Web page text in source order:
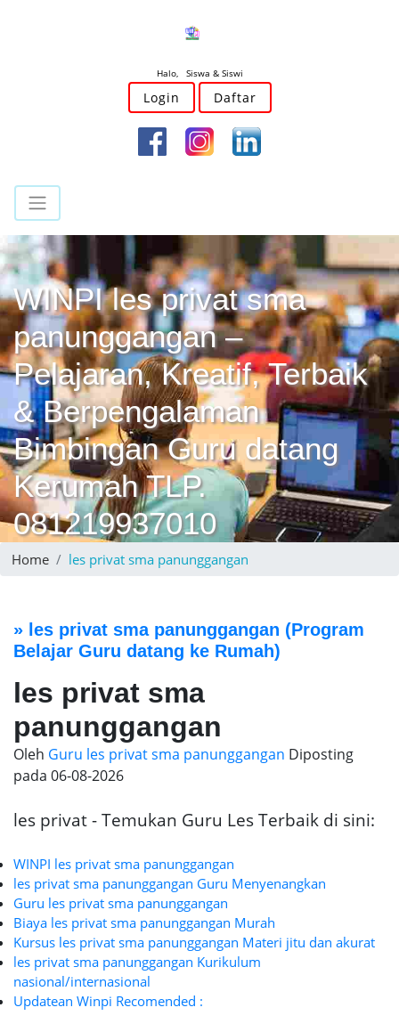
Halo, Siswa & Siswi
Login Daftar
WINPI les privat sma
panunggangan –
Pelajaran, Kreatif, Terbaik
& Berpengalaman
Bimbingan Guru datang
Kerumah TLP.
081219937010
Home les privat sma panunggangan
» les privat sma panunggangan (Program
Belajar Guru datang ke Rumah)
les privat sma
panunggangan
Oleh Guru les privat sma panunggangan Diposting
pada 06-08-2026
les privat - Temukan Guru Les Terbaik di sini:
WINPI les privat sma panunggangan
les privat sma panunggangan Guru Menyenangkan
Guru les privat sma panunggangan
Biaya les privat sma panunggangan Murah
Kursus les privat sma panunggangan Materi jitu dan akurat
les privat sma panunggangan Kurikulum
nasional/internasional
Updatean Winpi Recomended :